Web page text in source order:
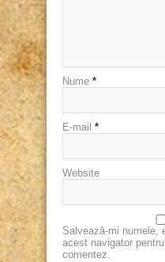
Nume *
E-mail *
Website
Salvează-mi numele,
acest navigator
comentez.